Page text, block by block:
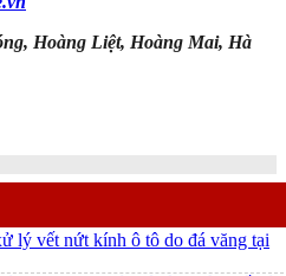
Hoàng Liệt, Hoàng Mai, Hà
lý vết nứt kính ô tô do đá văng tại